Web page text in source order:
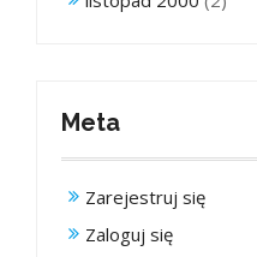
Meta
Zarejestruj się
Zaloguj się